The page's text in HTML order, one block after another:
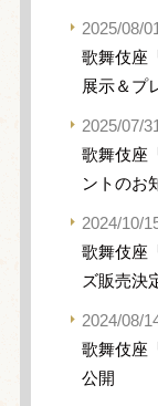
2025/08/01
歌舞伎座
展示＆プ
2025/07/31
歌舞伎座
ントのお
2024/10/
歌舞伎座
ズ販売決
2024/08/
歌舞伎座
公開